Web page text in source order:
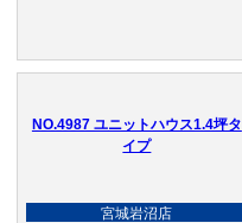
NO.4987 ユニットハウス1.4坪タ
イプ
宮城岩沼店